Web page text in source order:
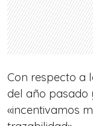
Con respecto a
del año pasado
«incentivamos